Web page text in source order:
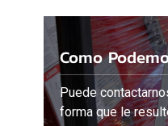
Como
Puede
forma que le